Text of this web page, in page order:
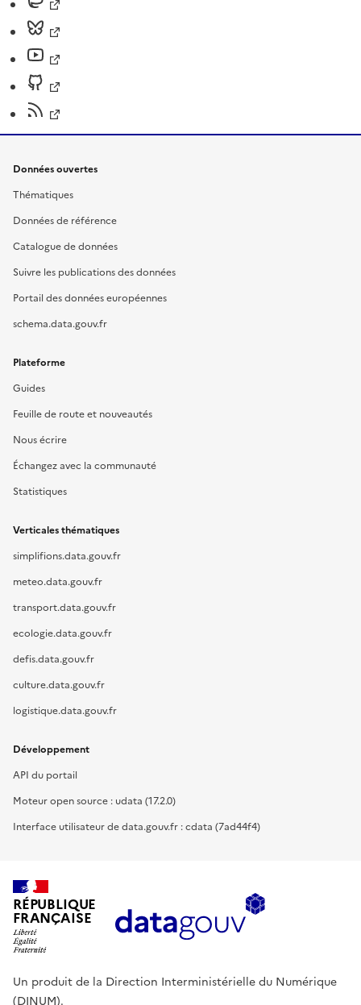
Données ouvertes
Thématiques
Données de référence
Catalogue de données
Suivre les publications des données
Portail des données européennes
schema.data.gouv.fr
Plateforme
Guides
Feuille de route et nouveautés
Nous écrire
Échangez avec la communauté
Statistiques
Verticales thématiques
simplifions.data.gouv.fr
meteo.data.gouv.fr
transport.data.gouv.fr
ecologie.data.gouv.fr
defis.data.gouv.fr
culture.data.gouv.fr
logistique.data.gouv.fr
Développement
API du portail
Moteur open source : udata (17.2.0)
Interface utilisateur de data.gouv.fr : cdata (7ad44f4)
RÉPUBLIQUE
FRANÇAISE
Un produit de la Direction Interministérielle du Numérique
(DINUM).